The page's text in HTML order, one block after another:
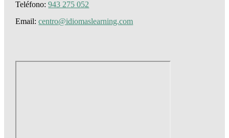
Teléfono: 943 275 052
Email: centro@idiomaslearning.com